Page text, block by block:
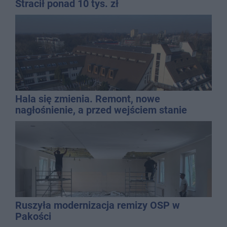
Stracił ponad 10 tys. zł
Hala się zmienia. Remont, nowe
nagłośnienie, a przed wejściem stanie
QEMETICA ARENA
Ruszyła modernizacja remizy OSP w
Pakości